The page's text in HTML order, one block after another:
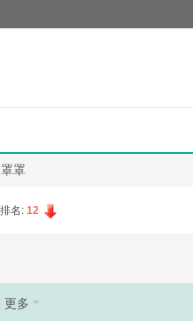
罩
排名: 12
更多